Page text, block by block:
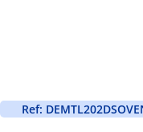
Ref: